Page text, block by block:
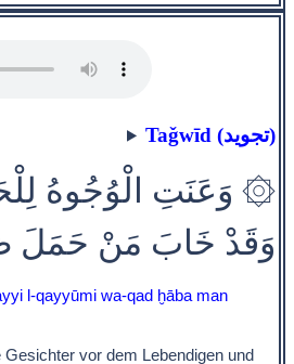
Taǧwīd (تجويد)
۞ وَعَنَتِ الْوُجُوهُ
وَقَدْ خَابَ مَنْ حَمَلَ
l-qayyūmi wa-qad ḫāba man
vor dem Lebendigen und